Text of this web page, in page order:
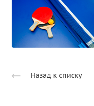
Назад к списку